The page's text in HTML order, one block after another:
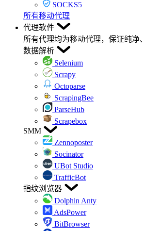
SOCKS5
所有移动代理
代理软件
所有代理均为移动代理，保证纯净
数据解析
Selenium
Scrapy
Octoparse
ScrapingBee
ParseHub
Scrapebox
SMM
Zennoposter
Socinator
UBot Studio
TrafficBot
指纹浏览器
Dolphin Anty
AdsPower
BitBrowser